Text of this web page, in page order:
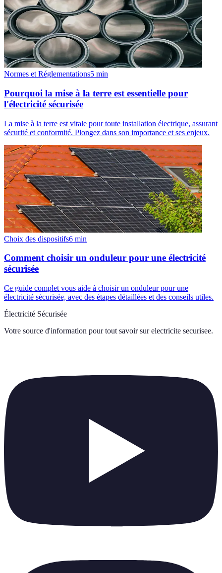
Normes et Réglementations5 min
Pourquoi la mise à la terre est essentielle pour
l'électricité sécurisée
La mise à la terre est vitale pour toute installation électrique, assurant
sécurité et conformité. Plongez dans son importance et ses enjeux.
Choix des dispositifs6 min
Comment choisir un onduleur pour une électricité
sécurisée
Ce guide complet vous aide à choisir un onduleur pour une
électricité sécurisée, avec des étapes détaillées et des conseils utiles.
Électricité Sécurisée
Votre source d'information pour tout savoir sur electricite securisee.